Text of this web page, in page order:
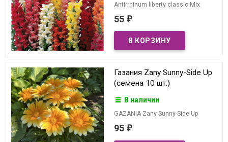
Antirrhinum liberty classic Mix
55 ₽
Газания Zany Sunny-Side Up
(семена 10 шт.)
В наличии
GAZANIA Zany Sunny-Side Up
95 ₽